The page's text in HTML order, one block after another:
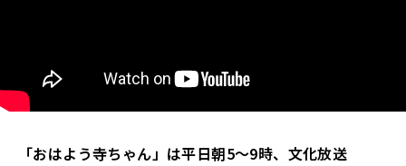
「おはよう寺ちゃん」は平日朝5～9時、文化放送